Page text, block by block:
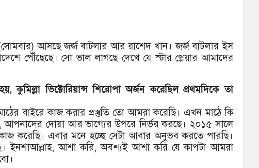
আসছে জর্জ বাটলার আর রাশেদ খান। জর্জ বাটলার ইস
পৌঁছেছে। সো ভাল লাগছে দেখে যে স্টার প্লেয়ার আমাদের
কুমিল্লা ভিক্টোরিয়ান্স শিরোপা অর্জন করেছিল প্রথমদিকে তা
বাইরে কাজ করার প্রস্তুতি তো আমরা করেছি। এখন মাঠে কি
দোয়া আর ভাগ্যের উপরে নির্ভর করছে। ২০১৫ সালে
করেছি। এবার মনে হচ্ছে সেটা আবার অনুভব করতে পারছি।
ইনশাআল্লাহ, আশা করি, অবশ্যই আশা করি যে কাপটা আমরা